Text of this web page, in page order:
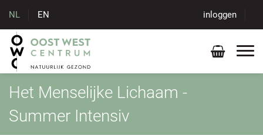
NL EN inloggen
Het Menselijke Lichaam -
Summer Intensiv